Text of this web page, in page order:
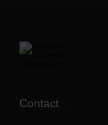
Contact